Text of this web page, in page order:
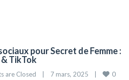
pour Secret de Femme :
TikTok
are Closed 7 mars, 2025 0